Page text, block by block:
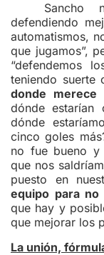
Sancho
defendiendo
automatismos,
que jugamos”,
“defendemos
teniendo suerte
donde merece
dónde estarían
dónde
cinco goles
no fue bueno y
que nos
puesto en
equipo para no
que hay y
que mejorar los
La unión,